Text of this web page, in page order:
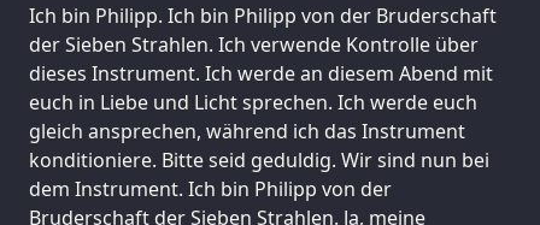
Ich bin Philipp. Ich bin Philipp von der Bruderschaft
der Sieben Strahlen. Ich verwende Kontrolle über
dieses Instrument. Ich werde an diesem Abend mit
euch in Liebe und Licht sprechen. Ich werde euch
gleich ansprechen, während ich das Instrument
konditioniere. Bitte seid geduldig. Wir sind nun bei
dem Instrument. Ich bin Philipp von der
Bruderschaft der Sieben Strahlen. Ja, meine